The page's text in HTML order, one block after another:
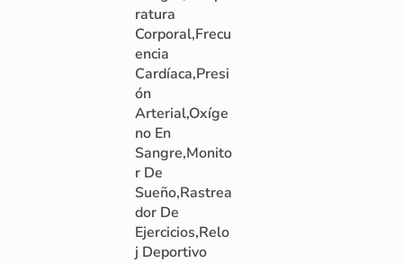
ratura
Corporal,Frecu
encia
Cardíaca,Presi
ón
Arterial,Oxíge
no En
Sangre,Monito
r De
Sueño,Rastrea
dor De
Ejercicios,Relo
j Deportivo